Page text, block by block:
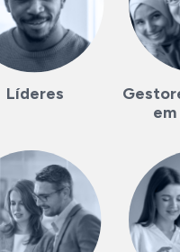
Líderes